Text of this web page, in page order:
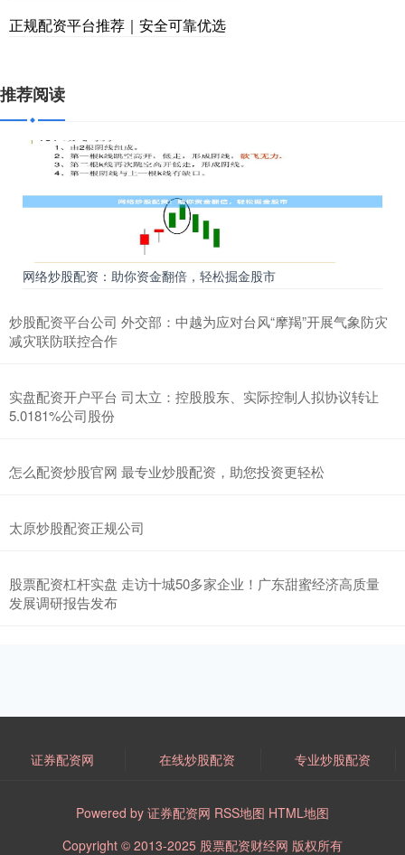
正规配资平台推荐｜安全可靠优选
推荐阅读
网络炒股配资：助你资金翻倍，轻松掘金股市
炒股配资平台公司 外交部：中越为应对台风“摩羯”开展气象防灾
减灾联防联控合作
实盘配资开户平台 司太立：控股股东、实际控制人拟协议转让
5.0181%公司股份
怎么配资炒股官网 最专业炒股配资，助您投资更轻松
太原炒股配资正规公司
股票配资杠杆实盘 走访十城50多家企业！广东甜蜜经济高质量
发展调研报告发布
证券配资网 在线炒股配资 专业炒股配资
Powered by 证券配资网 RSS地图 HTML地图
Copyright © 2013-2025 股票配资财经网 版权所有